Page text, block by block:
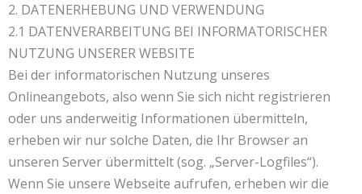
2. DATENERHEBUNG UND VERWENDUNG
2.1 DATENVERARBEITUNG BEI INFORMATORISCHER
NUTZUNG UNSERER WEBSITE
Bei der informatorischen Nutzung unseres
Onlineangebots, also wenn Sie sich nicht registrieren
oder uns anderweitig Informationen übermitteln,
erheben wir nur solche Daten, die Ihr Browser an
unseren Server übermittelt (sog. „Server-Logfiles“).
Wenn Sie unsere Webseite aufrufen, erheben wir die